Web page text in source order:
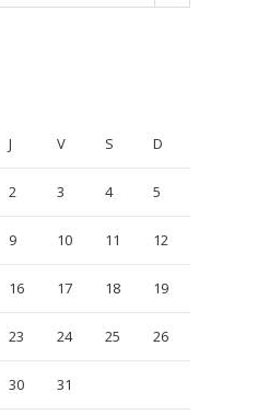
J V S D
2 3 4 5
9 10 11 12
16 17 18 19
23 24 25 26
30 31